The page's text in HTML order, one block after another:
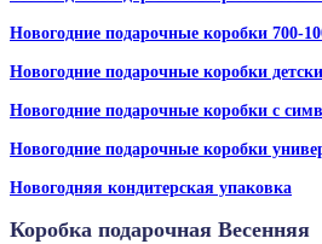
Новогодние подарочные коробки 700-
Новогодние подарочные коробки
Новогодние подарочные коробки с
Новогодние подарочные коробки
Новогодняя кондитерская упаковка
Коробка подарочная Весенняя